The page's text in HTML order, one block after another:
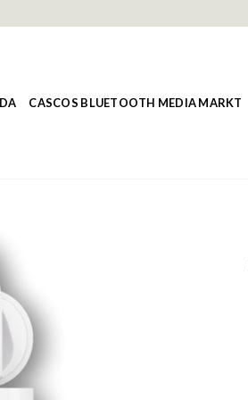
CASCOS BLUETOOTH MEDIA MARKT